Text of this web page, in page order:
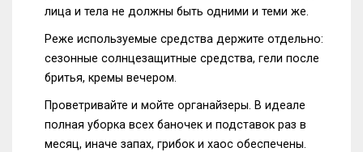
лица и тела не должны быть одними и теми же.
Реже используемые средства держите отдельно:
сезонные солнцезащитные средства, гели после
бритья, кремы вечером.
Проветривайте и мойте органайзеры. В идеале
полная уборка всех баночек и подставок раз в
месяц, иначе запах, грибок и хаос обеспечены.